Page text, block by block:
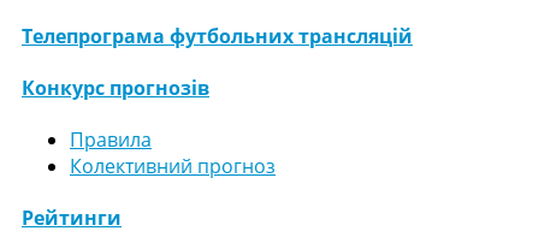
Телепрограма футбольних трансляцій
Конкурс прогнозів
Правила
Колективний прогноз
Рейтинги